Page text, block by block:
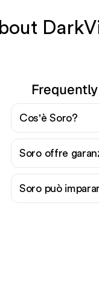
Cos'è Soro?
Soro offre
Soro può